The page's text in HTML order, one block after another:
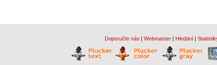
Doporučte nás | Webmaster | Hledání |